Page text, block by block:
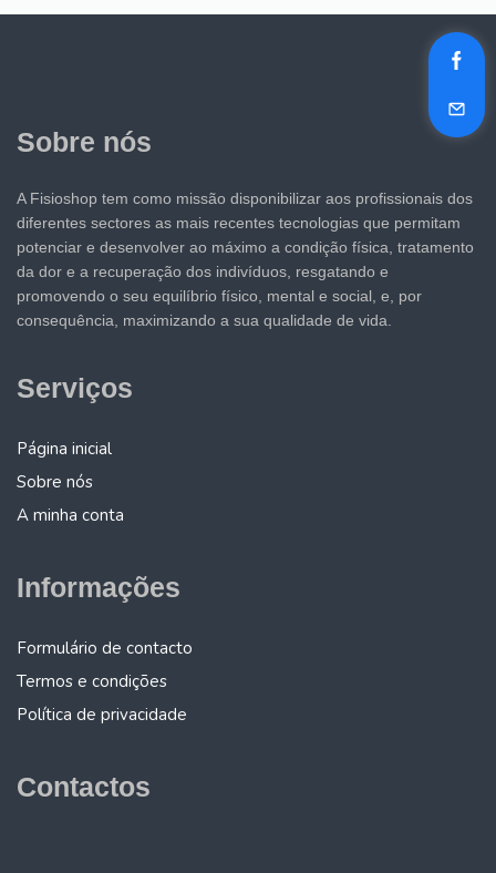
Sobre nós
A Fisioshop tem como missão disponibilizar aos profissionais dos
diferentes sectores as mais recentes tecnologias que permitam
potenciar e desenvolver ao máximo a condição física, tratamento
da dor e a recuperação dos indivíduos, resgatando e
promovendo o seu equilíbrio físico, mental e social, e, por
consequência, maximizando a sua qualidade de vida.
Serviços
Página inicial
Sobre nós
A minha conta
Informações
Formulário de contacto
Termos e condições
Política de privacidade
Contactos